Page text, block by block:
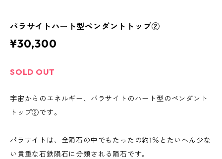
パラサイトハート型ペンダントトップ②
¥30,300
SOLD OUT
宇宙からのエネルギー、パラサイトのハート型のペンダント
トップ②です。
パラサイトは、全隕石の中でもたったの約1％とたいへん少な
い貴重な石鉄隕石に分類される隕石です。